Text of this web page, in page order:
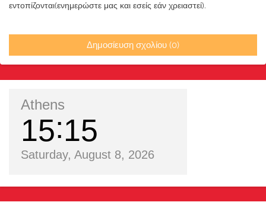
εντοπίζονται(ενημερώστε μας και εσείς εάν χρειαστεί).
Δημοσίευση σχολίου (0)
Athens
15 15
Saturday, August 8, 2026